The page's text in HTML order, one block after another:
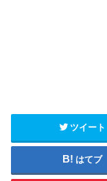
ツイート
はてブ